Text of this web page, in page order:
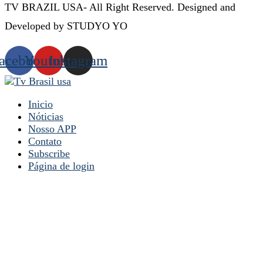
TV BRAZIL USA- All Right Reserved. Designed and
Developed by STUDYO YO
YoutubeInstagram
Inicio
Nóticias
Nosso APP
Contato
Subscribe
Página de login